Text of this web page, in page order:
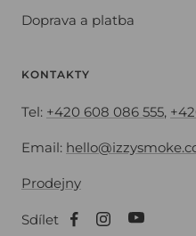
Doprava a platba
KONTAKTY
Tel: +420 608 086 555,
Email:
Prodejny
Sdílet